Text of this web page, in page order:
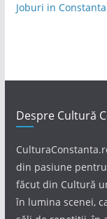
Joburi in Constanta
Despre Cultură
din pasiune
făcut din Cultură
în lumina scenei,